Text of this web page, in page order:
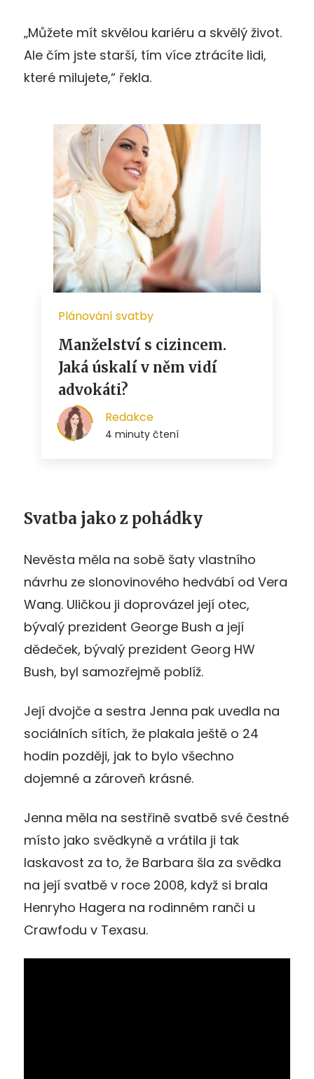
„Můžete mít skvělou kariéru a skvělý život.
Ale čím jste starší, tím více ztrácíte lidi,
které milujete,“ řekla.
Svatba jako z pohádky
Nevěsta měla na sobě šaty vlastního
návrhu ze slonovinového hedvábí od Vera
Wang. Uličkou ji doprovázel její otec,
bývalý prezident George Bush a její
dědeček, bývalý prezident Georg HW
Bush, byl samozřejmě poblíž.
Její dvojče a sestra Jenna pak uvedla na
sociálních sítích, že plakala ještě o 24
hodin později, jak to bylo všechno
dojemné a zároveň krásné.
Jenna měla na sestřině svatbě své čestné
místo jako svědkyně a vrátila ji tak
laskavost za to, že Barbara šla za svědka
na její svatbě v roce 2008, když si brala
Henryho Hagera na rodinném ranči u
Crawfodu v Texasu.